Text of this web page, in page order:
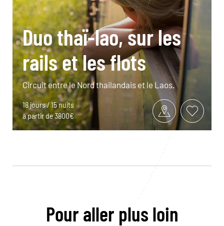
Duo thaï-lao, sur les
rails et les flots
Circuit entre le Nord thailandais et le Laos.
18 jours / 15 nuits
à partir de 3800€
Pour aller plus loin